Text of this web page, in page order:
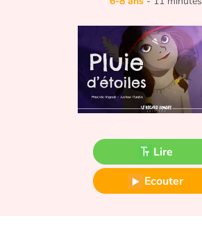
Tester gratuitement
Bibliothèque
Contes d'ici et d'ailleurs
Fable, mythe, littérature et poésie
Lire
Ecouter